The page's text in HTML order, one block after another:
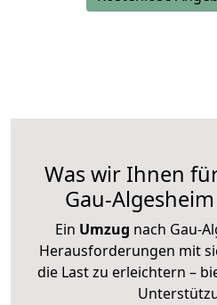
Was wir Ihnen
Gau-
Ein Umzug nach Gau-
Herausforderungen mit
die Last zu erleichtern –